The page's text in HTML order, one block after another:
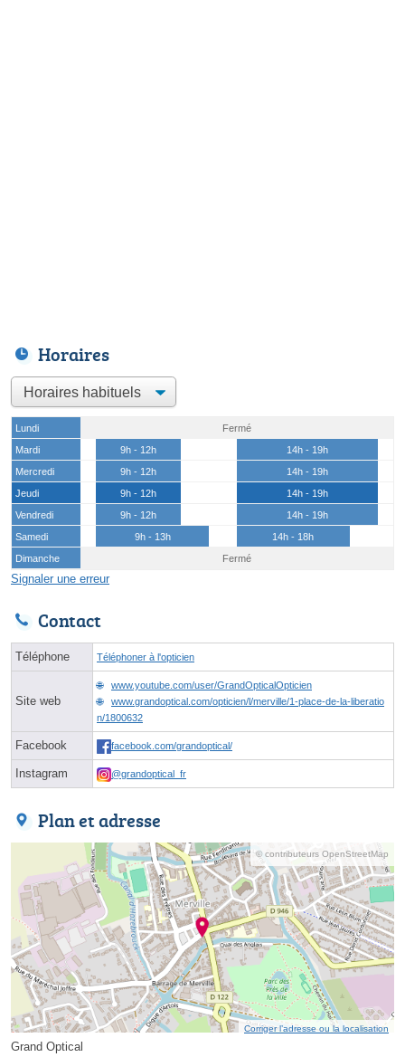
Horaires
Lundi
Fermé
Mardi
9h - 12h
14h - 19h
Mercredi
9h - 12h
14h - 19h
Jeudi
9h - 12h
14h - 19h
Vendredi
9h - 12h
14h - 19h
Samedi
9h - 13h
14h - 18h
Dimanche
Fermé
Signaler une erreur
Contact
Téléphone Téléphoner à l'opticien
Site web
www.youtube.com/user/GrandOpticalOpticien
www.grandoptical.com/opticien/l/merville/1-place-de-la-liberatio
n/1800632
Facebook facebook.com/grandoptical/
Instagram @grandoptical_fr
Plan et adresse
© contributeurs OpenStreetMap
Corriger l’adresse ou la localisation
Grand Optical